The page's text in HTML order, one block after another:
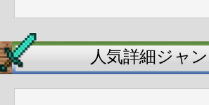
人気詳細ジャ